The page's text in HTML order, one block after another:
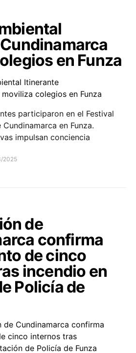
en Funza
participaron en el Festival
en Funza.
impulsan conciencia
2025
de
confirma
de cinco
incendio en
Policía de